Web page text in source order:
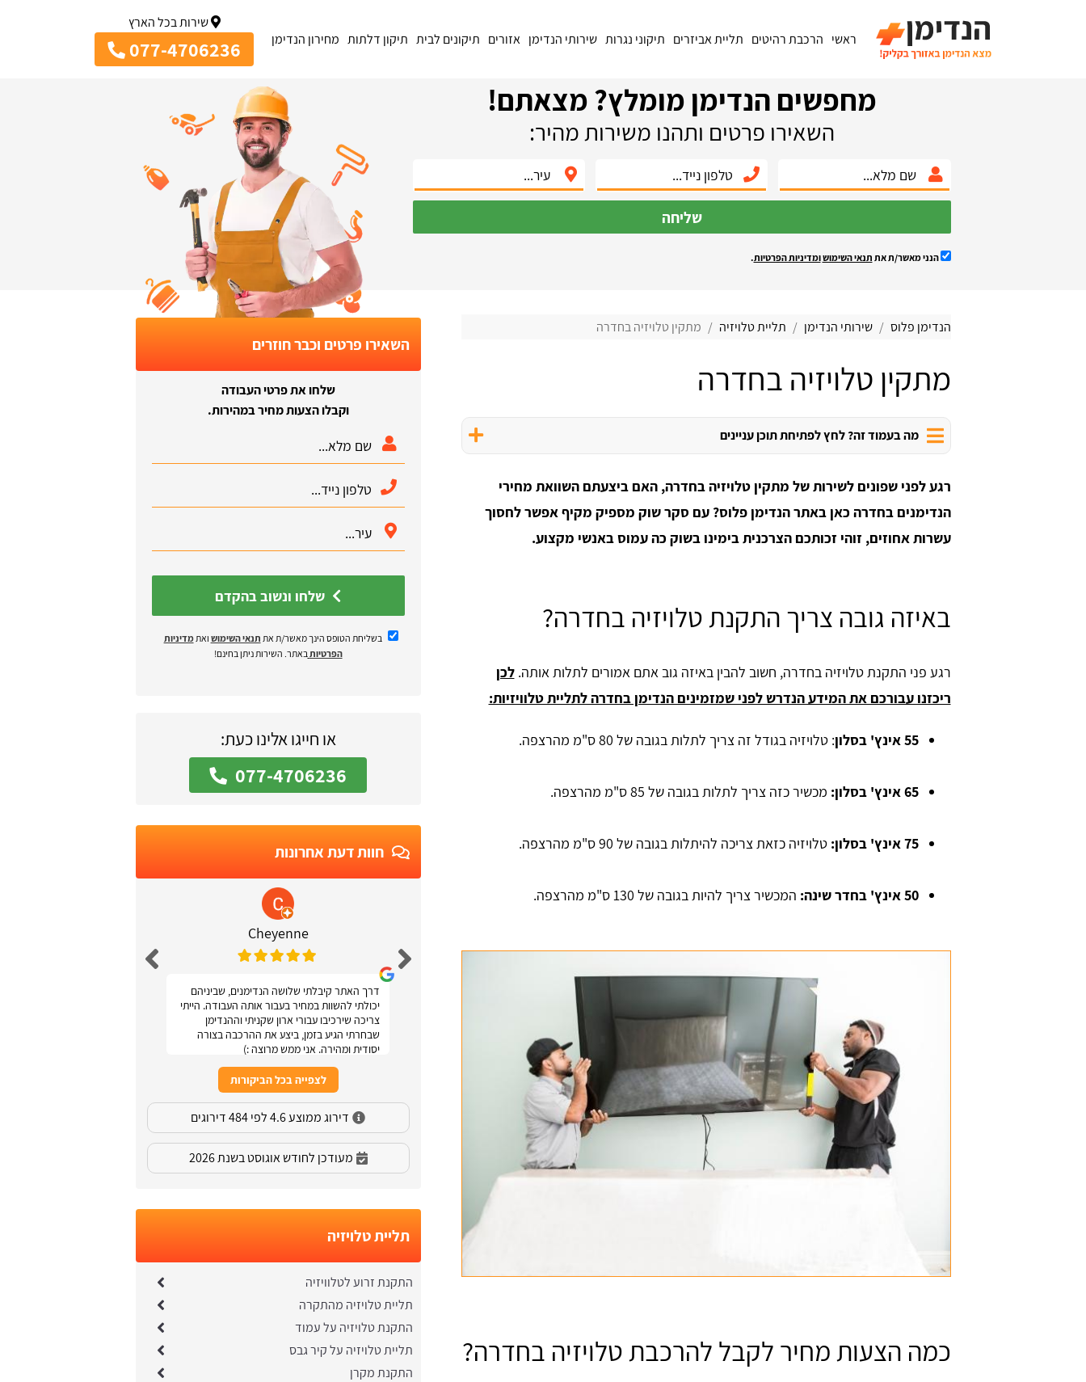
ראשי הרכבת רהיטים תליית אביזרים תיקוני נגרות שירותי הנדימן אזורים תיקונים לבית תיקון דלתות מחירון הנדימן
שירות בכל הארץ
077-4706236
מחפשים הנדימן מומלץ? מצאתם!
השאירו פרטים ותהנו משירות מהיר:
שליחה
הנני מאשר/ת את תנאי השימושומדיניות הפרטיות.
הנדימן פלוס שירותי הנדימן תליית טלויזיה מתקין טלויזיה בחדרה
מתקין טלויזיה בחדרה
מה בעמוד זה? לחץ לפתיחת תוכן עניינים
רגע לפני שפונים לשירות של מתקין טלויזיה בחדרה, האם ביצעתם השוואת מחירי
הנדימנים בחדרה כאן באתר הנדימן פלוס? עם סקר שוק מספיק מקיף אפשר לחסוך
עשרות אחוזים, זוהי זכותכם הצרכנית בימינו בשוק כה עמוס באנשי מקצוע.
באיזה גובה צריך התקנת טלויזיה בחדרה?
רגע פני התקנת טלויזיה בחדרה, חשוב להבין באיזה גוב אתם אמורים לתלות אותה.לכן
ריכזנו עבורכם את המידע הנדרש לפני שמזמינים הנדימן בחדרה לתליית טלוויזיות:
55 אינץ' בסלון : טלויזיה בגודל זה צריך לתלות בגובה של 80 ס"מ מהרצפה.
65 אינץ' בסלון: מכשיר כזה צריך לתלות בגובה של 85 ס"מ מהרצפה.
75 אינץ' בסלון: טלויזיה כזאת צריכה להיתלות בגובה של 90 ס"מ מהרצפה.
50 אינץ' בחדר שינה: המכשיר צריך להיות בגובה של 130 ס"מ מהרצפה.
כמה הצעות מחיר לקבל להרכבת טלויזיה בחדרה?
השאירו פרטים וכבר חוזרים
שלחו את פרטי העבודה
וקבלו הצעות מחיר במהירות.
שלחו ונשוב בהקדם
בשליחת הטופס הינך מאשר/ת את תנאי השימוש ואתמדיניות
הפרטיותבאתר. השירות ניתן בחינם!
או חייגו אלינו כעת:
077-4706236
חוות דעת אחרונות
Cheyenne
דרך האתר קיבלתי שלושה הנדימנים, שביניהם
יכולתי להשוות במחיר בעבור אותה העבודה. הייתי
צריכה שירכיבו עבורי ארון שקניתי וההנדימן
שבחרתי הגיע בזמן, ביצע את ההרכבה בצורה
יסודית ומהירה. אני ממש מרוצה :)
לצפייה בכל הביקורות
דירוג ממוצע 4.6 לפי 484 דירוגים
מעודכן לחודש אוגוסט בשנת 2026
תליית טלויזיה
התקנת זרוע לטלוויזיה
תליית טלויזיה מהתקרה
התקנת טלויזיה על עמוד
תליית טלויזיה על קיר גבס
התקנת מקרן